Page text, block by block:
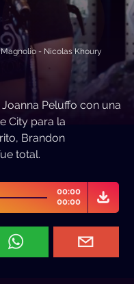
- Nicolas Khoury
Peluffo con una
City para la
Brandon
total.
00:00
00:00